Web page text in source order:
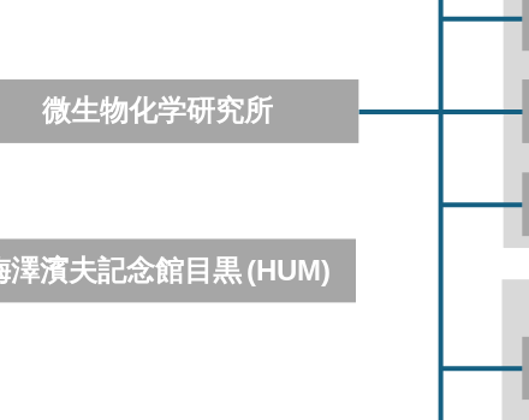
澤濱夫記念館目黒(HUM)
微生物化学研究所